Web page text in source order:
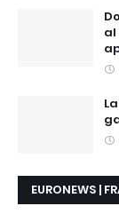
al
EURONEWS |